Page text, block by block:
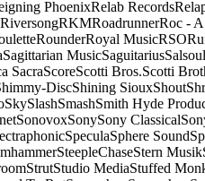
PhoenixRelab Records
RiversongRKMRoadrunnerRoc -
RounderRoyal MusicRSO
Sagittarian MusicSaguitariusSalsoul
SacraScoreScotti Bros.Scotti
DiscShining SiouxShout
SkySlashSmashSmith Hyde
SonovoxSonySony Classical
SpeculaSphere Sound
SteepleChaseStern Musik
StrutStudio MediaStuffed